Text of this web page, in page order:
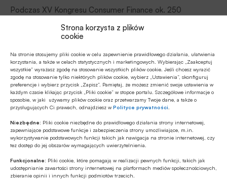
Strona korzysta z plików
cookie
Na stronie stosujemy pliki cookie w celu zapewnienie prawidłowego działania, ułatwienia
korzystania, a także w celach statystycznych i marketingowych. Wybierając „Zaakceptuj
wszystkie” wyrażasz zgodę na stosowanie wszystkich plików cookie. Jeśli chcesz wyrazić
zgodę na stosowanie tylko niektórych plików cookie, wybierz „Ustawienia”, skonfiguruj
preferencje i wybierz przycisk „Zapisz”. Pamiętaj, że możesz zmienić swoje ustawienia w
każdym czasie klikając przycisk „Pliki cookie” w stopce portalu. Szczegółowe informacje o
sposobie, w jaki używamy plików cookie oraz przetwarzamy Twoje dane, a także o
przysługujących Ci prawach, odnajdziesz wPolityce prywatności
Niezbędne: Pliki cookie niezbędne do prawidłowego działania strony internetowej,
zapewniające podstawowe funkcje i zabezpieczenia strony umożliwiające, m.in.
wykorzystywanie podstawowych funkcji takich jak nawigacja na stronie internetowej, czy
tez dostęp do jej obszarów wymagających uwierzytelnienia.
Funkcjonalne: Pliki cookie, które pomagają w realizacji pewnych funkcji, takich jak
udostępnianie zawartości strony internetowej na platformach mediów społecznościowych,
zbieranie opinii i innych funkcji podmiotów trzecich.
Podczas XV Kongresu Consumer Finance ok. 250
o najważniejszych wyzwaniach, problemach
i perspektywach tego rynku.
BANK 2019/06
14.06.2019 01:30
Wydarzenia | Forum Technologii
Bankowości Spółdzielczej | Technologie w zasięgu
ręki
wymuszają coraz szybszą reakcję biznesu bankowego.
Zdaniem ekspertów, odkładanie decyzji na nieokreśloną
przyszłość może skutkować nawet wypadnięciem z rynku.
Bankowość spółdzielcza
22.05.2019 20:25